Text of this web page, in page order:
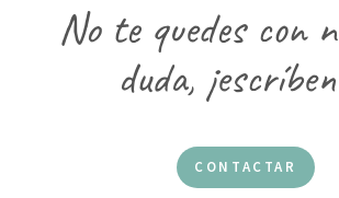
No te quedes con
duda,
CONTACTAR